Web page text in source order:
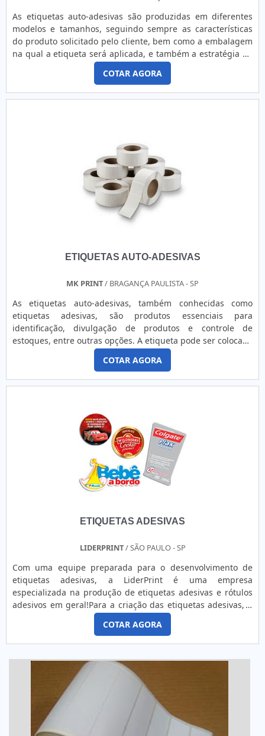
As etiquetas auto-adesivas são produzidas em diferentes
modelos e tamanhos, seguindo sempre as características
do produto solicitado pelo cliente, bem como a embalagem
na qual a etiqueta será aplicada, e também a estratégia de
comunicação. O produto, ainda, apresenta diversas
aplicações, tais como: Rótulos; Precificação de produtos;
Embalagens; Entre outros.MAIS INFORMAÇÕES SOBRE O
PRODUTONo entanto, com o passar do tempo, essa função
COTAR AGORA
ETIQUETAS AUTO-ADESIVAS
MK PRINT/ BRAGANÇA PAULISTA - SP
As etiquetas auto-adesivas, também conhecidas como
etiquetas adesivas, são produtos essenciais para
identificação, divulgação de produtos e controle de
estoques, entre outras opções. A etiqueta pode ser colocada
manualmente ou por meio de rotulagem automática nos
mais diversos lugares para divulgar, organizar ou lacrar um
produto de forma econômica e eficaz. PRODUÇÃO DAS
ETIQUETAS AUTOADESIVASAs etiquetas além de versáteis,
COTAR AGORA
ETIQUETAS ADESIVAS
LIDERPRINT/ SÃO PAULO - SP
Com uma equipe preparada para o desenvolvimento de
etiquetas adesivas, a LiderPrint é uma empresa
especializada na produção de etiquetas adesivas e rótulos
adesivos em geral!Para a criação das etiquetas adesivas, a
empresa segue todos os padrões IS0 – 9001/2008, tornando
isso como rotina desde 1994, com uma equipe renomeada
para atender todos seus clientes.Além de criar etiquetas
utilizando materiais como:- Polietileno;- Couchê;- Branco
Fosco;- Transparente e Metalizado;- PVC;- Vinil branco e
transparente;- BOPP branco;- Polietileno;- Entre outros.Faça
gratuitamente um orçamento abaixo para as etiquetas
adesivas! Para saber mais sobre o produto ou dúvidas,
entre em contato diretamente com a empresa.
COTAR AGORA